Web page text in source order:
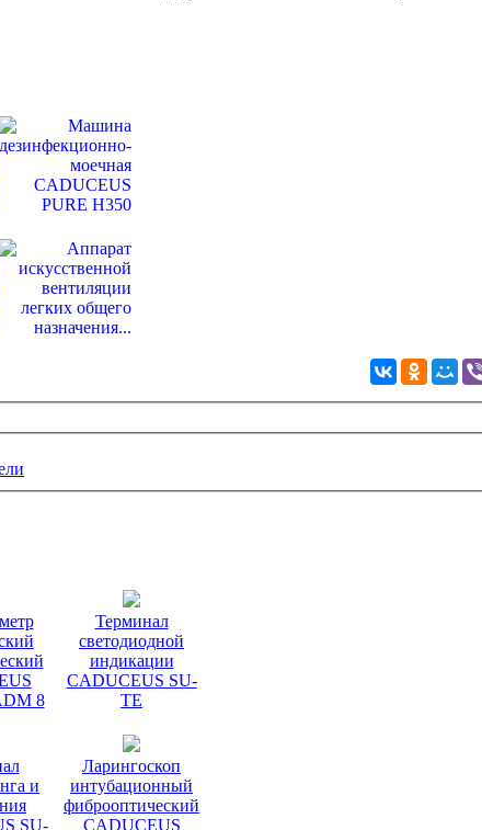
8
Терминал
светодиодной
индикации
CADUCEUS SU-
TE
и
SU-
Ларингоскоп
интубационный
фиброоптический
CADUCEUS